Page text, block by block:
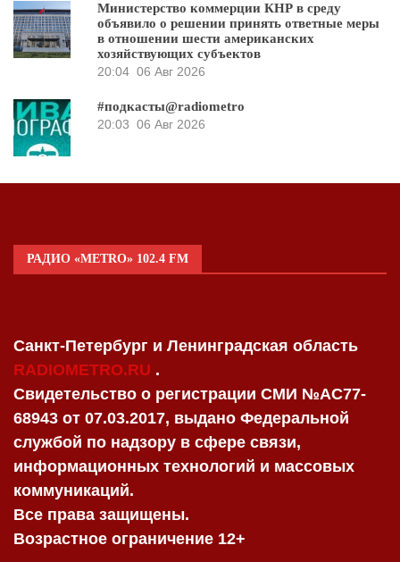
Министерство коммерции КНР в среду
объявило о решении принять ответные меры
в отношении шести американских
хозяйствующих субъектов
20:04 06 Авг 2026
#подкасты@radiometro
20:03 06 Авг 2026
РАДИО «METRO» 102.4 FM
Санкт-Петербург и Ленинградская область
RADIOMETRO.RU .
Свидетельство о регистрации СМИ №AC77-
68943 от 07.03.2017, выдано Федеральной
службой по надзору в сфере связи,
информационных технологий и массовых
коммуникаций.
Все права защищены.
Возрастное ограничение 12+